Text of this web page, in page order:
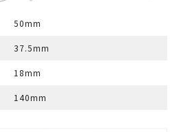
50mm
37.5mm
18mm
140mm